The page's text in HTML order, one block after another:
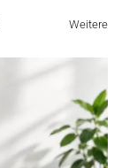
Weitere